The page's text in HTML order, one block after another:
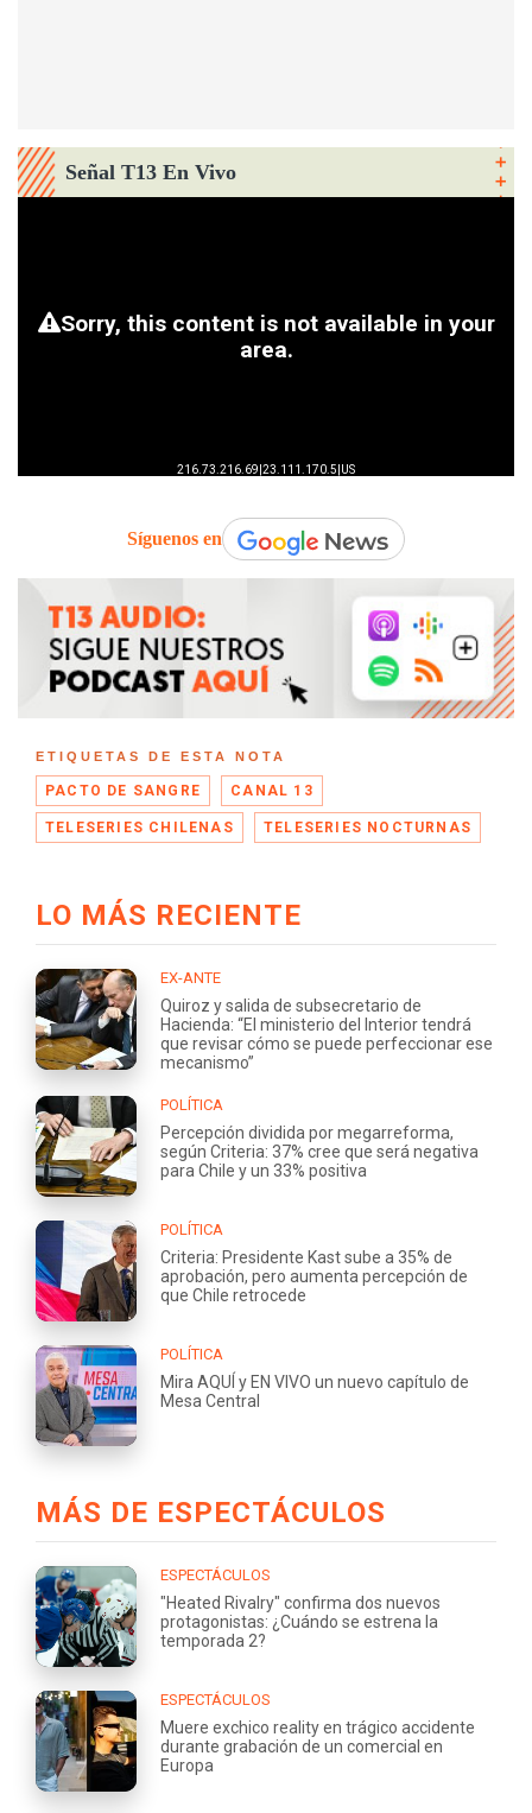
Señal T13 En Vivo
Síguenos en
ETIQUETAS DE ESTA NOTA
PACTO DE SANGRE CANAL 13
TELESERIES CHILENAS TELESERIES NOCTURNAS
LO MÁS RECIENTE
EX-ANTE
Quiroz y salida de subsecretario de
Hacienda: “El ministerio del Interior tendrá
que revisar cómo se puede perfeccionar ese
mecanismo”
POLÍTICA
Percepción dividida por megarreforma,
según Criteria: 37% cree que será negativa
para Chile y un 33% positiva
POLÍTICA
Criteria: Presidente Kast sube a 35% de
aprobación, pero aumenta percepción de
que Chile retrocede
POLÍTICA
Mira AQUÍ y EN VIVO un nuevo capítulo de
Mesa Central
MÁS DE ESPECTÁCULOS
ESPECTÁCULOS
"Heated Rivalry" confirma dos nuevos
protagonistas: ¿Cuándo se estrena la
temporada 2?
ESPECTÁCULOS
Muere exchico reality en trágico accidente
durante grabación de un comercial en
Europa